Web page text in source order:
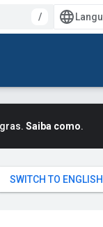
/
Saiba como.